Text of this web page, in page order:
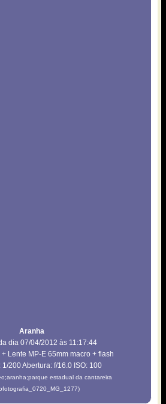
Aranha
dia 07/04/2012 às 11:17:44
Lente MP-E 65mm macro + flash
200 Abertura: f/16.0 ISO: 100
estadual da cantareira